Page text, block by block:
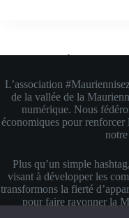
L’association
de la vallée de la
numérique. Nous
économiques pour renforcer
Plus qu’un simple
visant à développer les
transformons la fierté
pour faire rayonner la